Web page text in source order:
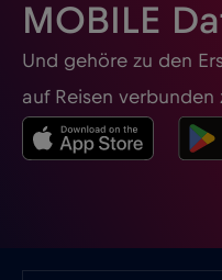
MOBILE
Und gehöre zu den
auf Reisen verbunden